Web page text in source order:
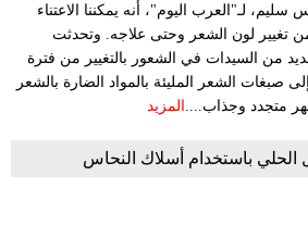
لـ"العرب اليوم"، أنه يمكننا الاعتناء
تغيير لون الشعر وحتى علاجه. وتحدثت
من السيدات في الشعور بالتغيير من فترة
صبغات الشعر المليئة بالمواد الضارة بالشعر
متجدد وجذاب.... المزيد
باستخدام أسلاك النحاس